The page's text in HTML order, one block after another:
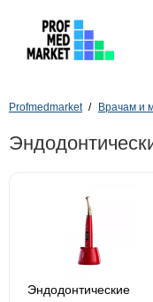
Profmedmarket Врачам и
Эндодонтические